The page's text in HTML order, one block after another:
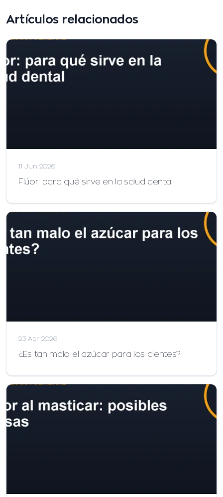
Artículos relacionados
11 Jun 2026
Flúor: para qué sirve en la salud dental
23 Abr 2026
¿Es tan malo el azúcar para los dientes?